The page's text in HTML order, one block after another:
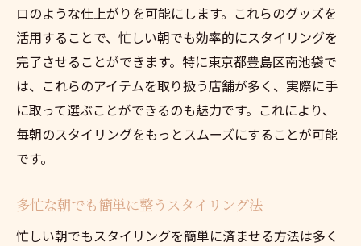
ロのような仕上がりを可能にします。これらのグッズを
活用することで、忙しい朝でも効率的にスタイリングを
完了させることができます。特に東京都豊島区南池袋で
は、これらのアイテムを取り扱う店舗が多く、実際に手
に取って選ぶことができるのも魅力です。これにより、
毎朝のスタイリングをもっとスムーズにすることが可能
です。
多忙な朝でも簡単に整うスタイリング法
忙しい朝でもスタイリングを簡単に済ませる方法は多く